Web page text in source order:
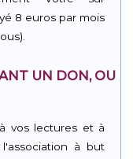
8 euros par mois
UN DON, OU
vos lectures et à
à but